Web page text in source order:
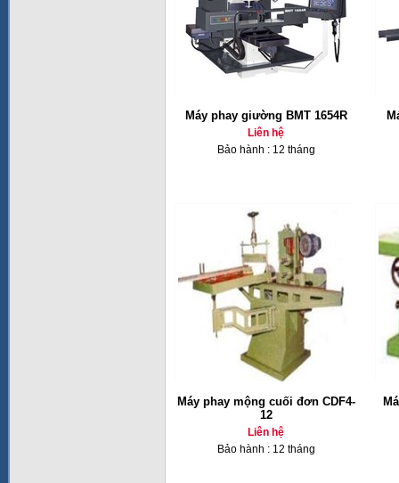
Máy phay giường BMT 1654R
Liên hệ
Bảo hành : 12 tháng
Máy phay mộng cuối đơn CDF4-
12
Liên hệ
Bảo hành : 12 tháng